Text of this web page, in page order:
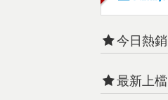
今日熱銷
最新上檔